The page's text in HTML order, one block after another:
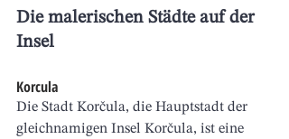
Die malerischen Städte auf der
Insel
Korcula
Die Stadt Korčula, die Hauptstadt der
gleichnamigen Insel Korčula, ist eine